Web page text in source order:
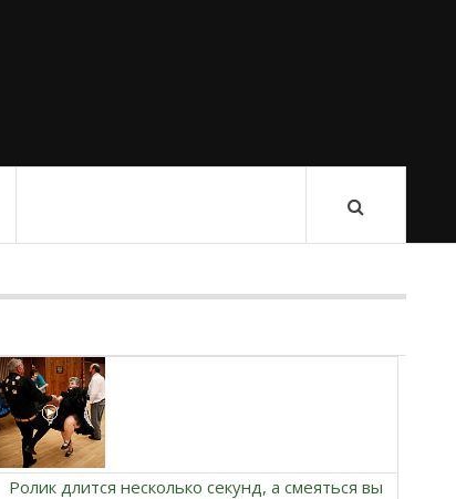
Ролик длится несколько секунд, а смеяться вы